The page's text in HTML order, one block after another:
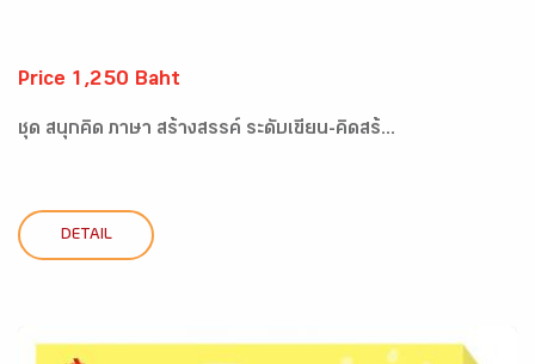
Price 1,250 Baht
ชุด สนุกคิด ภาษา สร้างสรรค์ ระดับเขียน-คิดสร้...
DETAIL